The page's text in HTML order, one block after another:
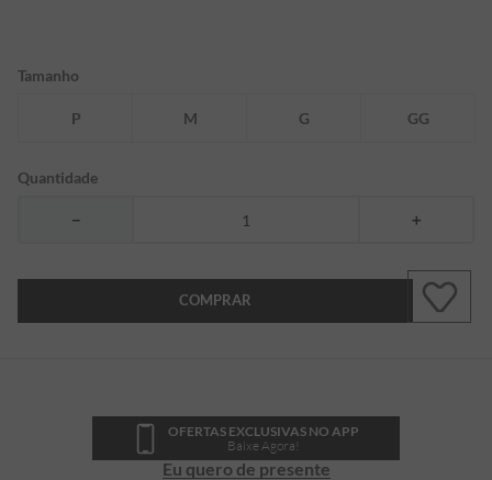
Tamanho
P M G GG
Quantidade
＋
－
COMPRAR
OFERTAS EXCLUSIVAS NO APP
Baixe Agora!
Eu quero de presente